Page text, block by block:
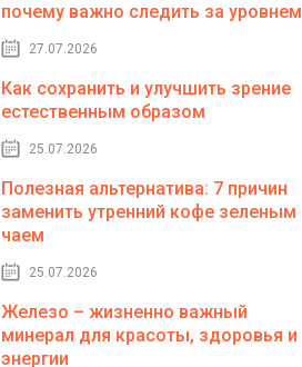
почему важно следить за уровнем
27.07.2026
Как сохранить и улучшить зрение
естественным образом
25.07.2026
Полезная альтернатива: 7 причин
заменить утренний кофе зеленым
чаем
25.07.2026
Железо – жизненно важный
минерал для красоты, здоровья и
энергии